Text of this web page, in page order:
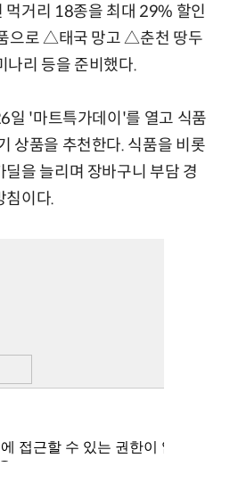
먹거리 18종을 최대 29% 할인
으로 △태국 망고 △춘천 땅두
리 등을 준비했다.
일 '마트특가데이'를 열고 식품
상품을 추천한다. 식품을 비롯
을 늘리며 장바구니 부담 경
침이다.